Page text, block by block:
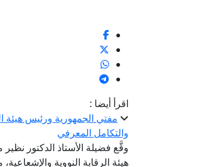
اقرأ أيضا :
مفتي الجمهورية ورئيس هيئة
والتكامل المعرفي
وقَّع فضيلة الأستاذ الدكتور
هيئة الرقابة النووية